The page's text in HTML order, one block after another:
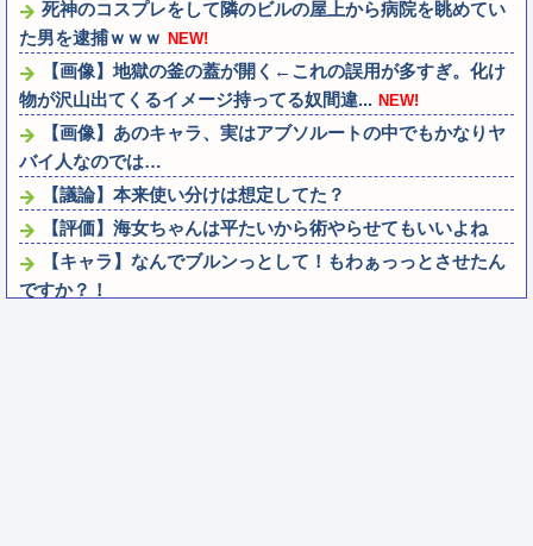
死神のコスプレをして隣のビルの屋上から病院を眺めてい
た男を逮捕ｗｗｗ NEW!
【画像】地獄の釜の蓋が開く←これの誤用が多すぎ。化け
物が沢山出てくるイメージ持ってる奴間違... NEW!
【画像】あのキャラ、実はアブソルートの中でもかなりヤ
バイ人なのでは…
【議論】本来使い分けは想定してた？
【評価】海女ちゃんは平たいから術やらせてもいいよね
【キャラ】なんでブルンっとして！もわぁっっとさせたん
ですか？！